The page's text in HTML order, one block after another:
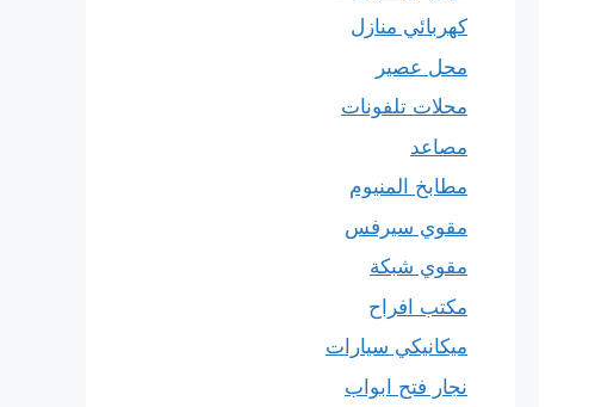
كهربائي منازل
محل عصير
محلات تلفونات
مصاعد
مطابخ المنيوم
مقوي سيرفس
مقوي شبكة
مكتب افراح
ميكانيكي سيارات
نجار فتح ابواب